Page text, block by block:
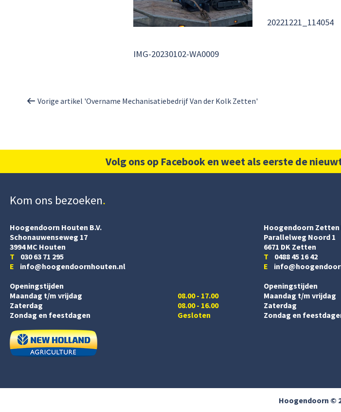
IMG-20230102-WA0009
20221221_114054
Vorige artikel 'Overname Mechanisatiebedrijf Van der Kolk Zetten'
Volg ons op Facebook en weet als eerste de
Kom ons bezoeken
Hoogendoorn Houten B.V.
Schonauwenseweg 17
3994 MC Houten
T 030 63 71 295
E info@hoogendoornhouten.nl
Openingstijden
Maandag t/m vrijdag
Zaterdag
08.00 - 17.00
08.00 - 16.00
Zondag en feestdagen
Gesloten
Hoogendoorn Zetten
Parallelweg Noord 1
6671 DK Zetten
T 0488 45 16 42
E
Openingstijden
Maandag t/m vrijdag
Zaterdag
Zondag en
Hoogendoorn ©